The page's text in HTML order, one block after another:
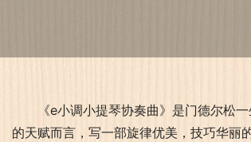
《e小调小提琴协奏曲》是门德尔松
的天赋而言，写一部旋律优美，技巧华丽